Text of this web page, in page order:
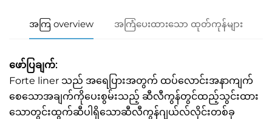
အကြ overview အကြံပေးထားသော ထုတ်ကုန်များ
ဖော်ပြချက်:
Forte liner သည် အရေပြားအတွက် ထပ်လောင်းအနာကျက်
စေသောအချက်ကိုပေးစွမ်းသည့် ဆီလီကွန်တွင်ထည့်သွင်းထား
သောတွင်းထွက်ဆီပါရှိသောဆီလီကွန်ဂျယ်လ်လိုင်းတစ်ခု